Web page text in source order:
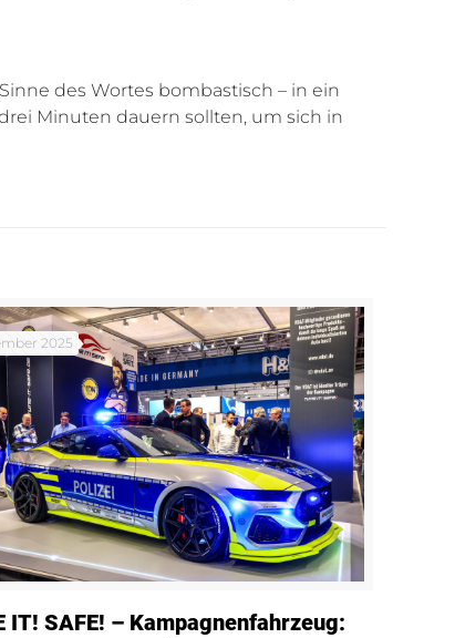
des Wortes bombastisch – in ein
Minuten dauern sollten, um sich in
2025
IT! SAFE! – Kampagnenfahrzeug: